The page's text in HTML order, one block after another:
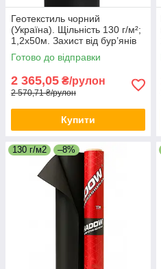
Геотекстиль чорний
(Україна). Щільність 130 г/м²;
1,2х50м. Захист від бур’янів
та дренаж (UV‑стабілізація).
Готово до відправки
2 365,05 ₴/рулон
2 570,71 ₴/рулон
Купити
130 г/м2 –8%